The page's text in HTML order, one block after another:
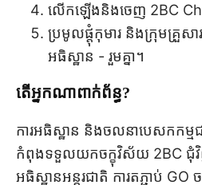
លើក​ឡើង​និង​ចេញ 2BC
ប្រមូលផ្តុំកុមារ និងក្រុមគ្រួសា
អធិស្ឋាន - រួមគ្នា។
តើ​អ្នក​ណា​ពាក់ព័ន្ធ?
ការអធិស្ឋាន និងចលនាបេសកកម្
កំពុងទទួលយកចក្ខុវិស័យ 2BC ជុំ
អធិស្ឋានអន្តរជាតិ ការតភ្ជាប់